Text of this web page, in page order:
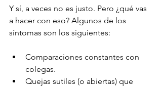
Y sí, a veces no es justo. Pero ¿qué vas
a hacer con eso? Algunos de los
síntomas son los siguientes:
Comparaciones constantes con
colegas.
Quejas sutiles (o abiertas) que